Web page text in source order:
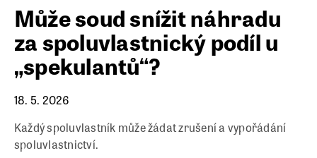
Může soud snížit náhradu
za spoluvlastnický podíl u
„spekulantů“?
18. 5. 2026
Každý spoluvlastník může žádat zrušení a vypořádání
spoluvlastnictví.